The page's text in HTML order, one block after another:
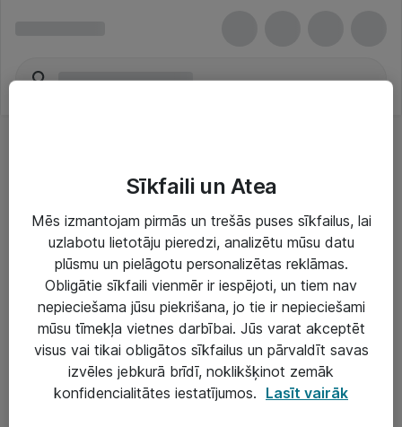
Risinājumi & Pakalpojumi
IT serviss un atbalsts
IT infrastruktūra
Darba vietu IT risinājumi
Serveri un datu centri
Sīkfaili un Atea
Mēs izmantojam pirmās un trešās puses sīkfailus, lai
uzlabotu lietotāju pieredzi, analizētu mūsu datu
plūsmu un pielāgotu personalizētas reklāmas.
Obligātie sīkfaili vienmēr ir iespējoti, un tiem nav
nepieciešama jūsu piekrišana, jo tie ir nepieciešami
mūsu tīmekļa vietnes darbībai. Jūs varat akceptēt
visus vai tikai obligātos sīkfailus un pārvaldīt savas
izvēles jebkurā brīdī, noklikšķinot zemāk
konfidencialitātes iestatījumos. Lasīt vairāk